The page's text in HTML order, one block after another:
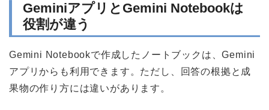
GeminiアプリとGemini Notebookは
役割が違う
Gemini Notebookで作成したノートブックは、Gemini
アプリからも利用できます。ただし、回答の根拠と成
果物の作り方には違いがあります。